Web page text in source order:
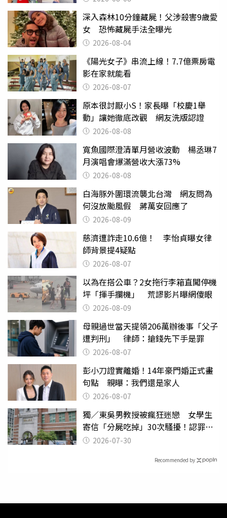
深入森林10分鐘藏屍！父涉殺害9歲愛
女 恐怖藏屍手法全曝光
2026-08-04
《陽光女子》串流上線！7.7億票房電
影在家就能看
2026-08-07
原本很討厭小S！家長曝「校慶1舉
動」讓她徹底改觀 網友洗版認證
2026-08-08
寬魚國際澄清單月營收波動 楊丞琳7
月演唱會爆滿營收大漲73%
2026-08-08
白海豚外圍環流襲北台灣 網友問為
何沒放颱風假 蔣萬安回應了
2026-08-09
慈濟遭詐走10.6億！ 李怡貞曝女律
師背景提4疑點
2026-08-07
以為在搭公車？2女拖行李箱直闖停機
坪「揮手攔機」 荒謬影片曝網傻眼
2026-08-09
母親過世當天提領206萬辦後事「父子
遭判刑」 律師：搶錢先下手是罪
2026-08-07
彭小刀證實離婚！14年豪門婚正式畫
句點 親曝：我們還是家人
2026-08-07
獨／東吳男教授被瘋狂迷戀 女學生
寄信「分屍吃掉」30次騷擾！認罪免
關 2026-07-30
Recommended by